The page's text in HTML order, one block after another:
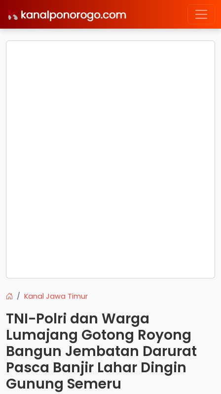
Kanal Jawa Timur
TNI-Polri dan Warga
Lumajang Gotong Royong
Bangun Jembatan Darurat
Pasca Banjir Lahar Dingin
Gunung Semeru